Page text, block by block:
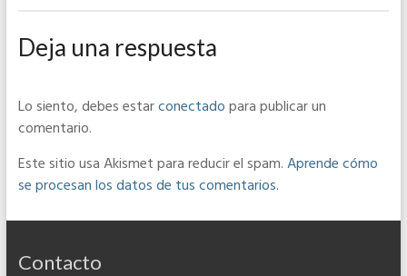
Deja una respuesta
Lo siento, debes estarconectadopara publicar un
comentario.
Este sitio usa Akismet para reducir el spam.Aprende cómo
se procesan los datos de tus comentarios.
Contacto